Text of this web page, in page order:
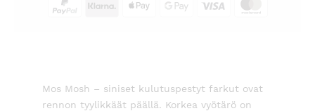
Mos Mosh – siniset kulutuspestyt farkut ovat
rennon tyylikkäät päällä. Korkea vyötärö on